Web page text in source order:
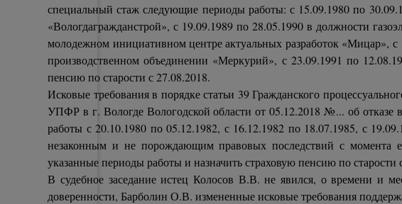
специальный стаж следующие периоды работы: с 15.09.1980 по
«Вологдагражданстрой», с 19.09.1989 по 28.05.1990 в должности
молодежном инициативном центре актуальных разработок «Мицар», с
производственном объединении «Меркурий», с 23.09.1991 по
пенсию по старости с 27.08.2018.
Исковые требования в порядке статьи 39 Гражданского
УПФР в г. Вологде Вологодской области от 05.12.2018 №... об отказе
работы с 20.10.1980 по 05.12.1982, с 16.12.1982 по 18.07.1985, с
незаконным и не порождающим правовых последствий с момента
указанные периоды работы и назначить страховую пенсию по старости
В судебное заседание истец Колосов В.В. не явился, о времени и
доверенности, Барболин О.В. измененные исковые требования